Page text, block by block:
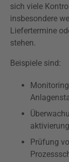
sich viele
insbesondere
Liefertermine
stehen.
Beispiele sind:
Prüfung